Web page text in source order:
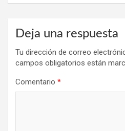
Deja una respuesta
Tu dirección de correo
campos obligatorios están
Comentario *